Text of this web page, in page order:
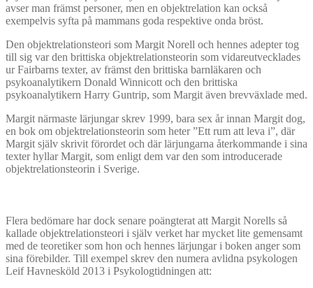
avser man främst personer, men en objektrelation kan också
exempelvis syfta på mammans goda respektive onda bröst.
Den objektrelationsteori som Margit Norell och hennes adepter tog
till sig var den brittiska objektrelationsteorin som vidareutvecklades
ur Fairbarns texter, av främst den brittiska barnläkaren och
psykoanalytikern Donald Winnicott och den brittiska
psykoanalytikern Harry Guntrip, som Margit även brevväxlade med.
Margit närmaste lärjungar skrev 1999, bara sex år innan Margit dog,
en bok om objektrelationsteorin som heter ”Ett rum att leva i”, där
Margit själv skrivit förordet och där lärjungarna återkommande i sina
texter hyllar Margit, som enligt dem var den som introducerade
objektrelationsteorin i Sverige.
Flera bedömare har dock senare poängterat att Margit Norells så
kallade objektrelationsteori i själv verket har mycket lite gemensamt
med de teoretiker som hon och hennes lärjungar i boken anger som
sina förebilder. Till exempel skrev den numera avlidna psykologen
Leif Havnesköld 2013 i Psykologtidningen att: